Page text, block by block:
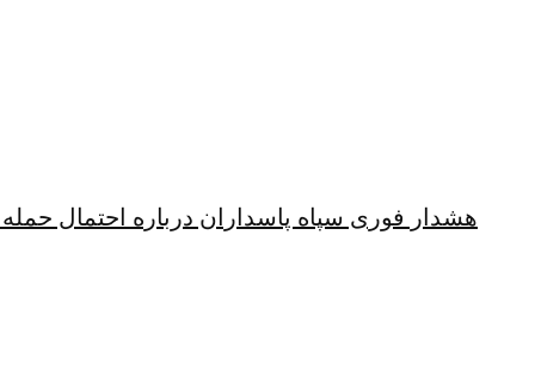
هشدار فوری سپاه پاسداران درباره احتمال